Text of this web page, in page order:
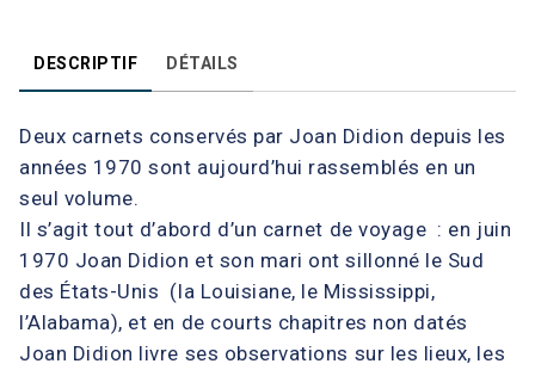
DESCRIPTIF DÉTAILS
Deux carnets conservés par Joan Didion depuis les
années 1970 sont aujourd’hui rassemblés en un
seul volume.
Il s’agit tout d’abord d’un carnet de voyage : en juin
1970 Joan Didion et son mari ont sillonné le Sud
des États-Unis (la Louisiane, le Mississippi,
l’Alabama), et en de courts chapitres non datés
Joan Didion livre ses observations sur les lieux, les